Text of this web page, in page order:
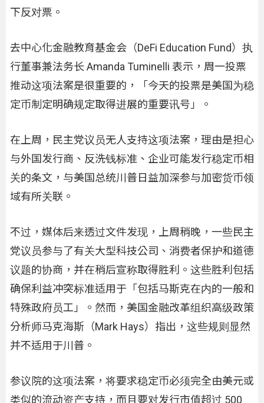
下反对票。
去中心化金融教育基金会（DeFi Education Fund）执
行董事兼法务长 Amanda Tuminelli 表示，周一投票
推动这项法案是很重要的，「今天的投票是美国为稳
定币制定明确规定取得进展的重要讯号」。
在上周，民主党议员无人支持这项法案，理由是担心
与外国发行商、反洗钱标准、企业可能发行稳定币相
关的条文，与美国总统川普日益加深参与加密货币领
域有所关联。
不过，媒体后来透过文件发现，上周稍晚，一些民主
党议员参与了有关大型科技公司、消费者保护和道德
议题的协商，并在稍后宣称取得胜利。这些胜利包括
确保利益冲突标准适用于「包括马斯克在内的一般和
特殊政府员工」。然而，美国金融改革组织高级政策
分析师马克海​​斯（Mark Hays）指出，这些规则显然
并不适用于川普。
参议院的这项法案，将要求稳定币必须完全由美元或
类似的流动资产支持，而且要对发行市值超过 500